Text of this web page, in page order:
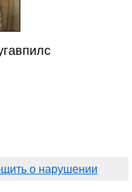
о нарушении